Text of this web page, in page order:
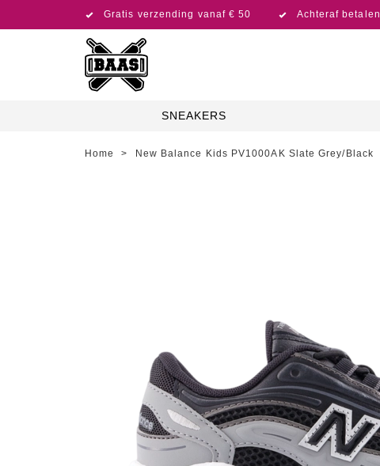
Gratis verzending vanaf € 50 Achteraf betalen
SNEAKERS
Home > New Balance Kids PV1000AK Slate Grey/Black